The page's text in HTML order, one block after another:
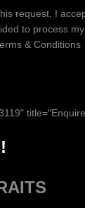
request, I
to process
& Conditions